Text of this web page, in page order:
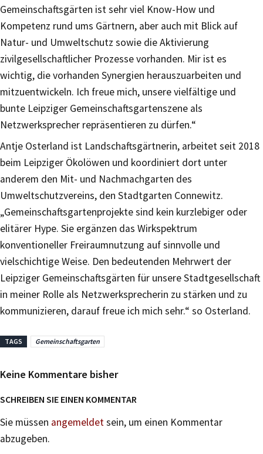
Gemeinschaftsgärten ist sehr viel Know-How und
Kompetenz rund ums Gärtnern, aber auch mit Blick auf
Natur- und Umweltschutz sowie die Aktivierung
zivilgesellschaftlicher Prozesse vorhanden. Mir ist es
wichtig, die vorhanden Synergien herauszuarbeiten und
mitzuentwickeln. Ich freue mich, unsere vielfältige und
bunte Leipziger Gemeinschaftsgartenszene als
Netzwerksprecher repräsentieren zu dürfen.“
Antje Osterland ist Landschaftsgärtnerin, arbeitet seit 2018
beim Leipziger Ökolöwen und koordiniert dort unter
anderem den Mit- und Nachmachgarten des
Umweltschutzvereins, den Stadtgarten Connewitz.
„Gemeinschaftsgartenprojekte sind kein kurzlebiger oder
elitärer Hype. Sie ergänzen das Wirkspektrum
konventioneller Freiraumnutzung auf sinnvolle und
vielschichtige Weise. Den bedeutenden Mehrwert der
Leipziger Gemeinschaftsgärten für unsere Stadtgesellschaft
in meiner Rolle als Netzwerksprecherin zu stärken und zu
kommunizieren, darauf freue ich mich sehr.“ so Osterland.
TAGS Gemeinschaftsgarten
Keine Kommentare bisher
SCHREIBEN SIE EINEN KOMMENTAR
Sie müssen angemeldetsein, um einen Kommentar
abzugeben.